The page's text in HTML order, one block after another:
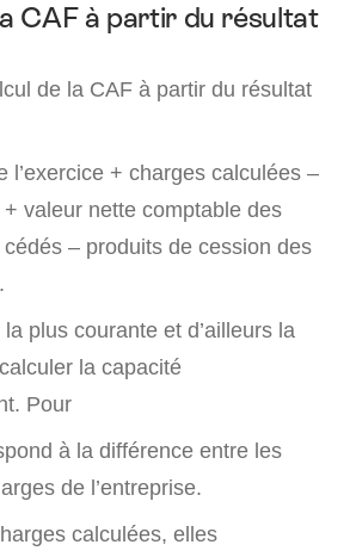
CAF à partir du résultat
de la CAF à partir du résultat
l’exercice + charges calculées –
valeur nette comptable des
cédés – produits de cession des
la plus courante et d’ailleurs la
la capacité
Pour
à la différence entre les
de l’entreprise.
calculées, elles